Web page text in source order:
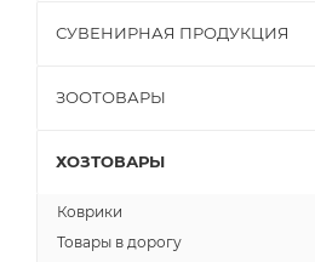
СУВЕНИРНАЯ ПРОДУКЦИЯ
ЗООТОВАРЫ
ХОЗТОВАРЫ
Коврики
Товары в дорогу